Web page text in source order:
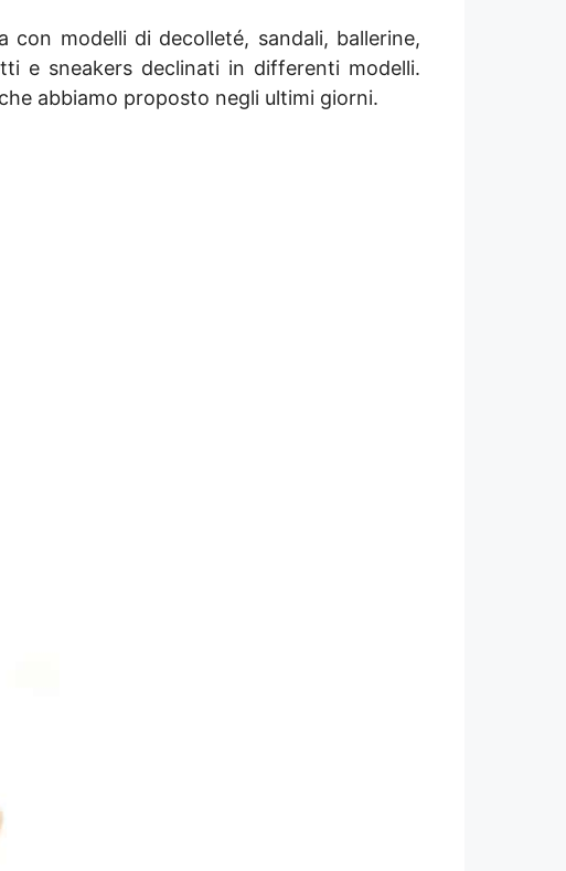
con modelli di decolleté, sandali, ballerine,
e sneakers declinati in differenti modelli.
che abbiamo proposto negli ultimi giorni.